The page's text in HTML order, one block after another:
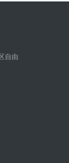
自由